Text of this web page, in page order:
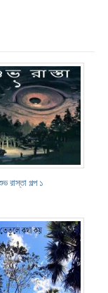
রাস্তা গল্প ১